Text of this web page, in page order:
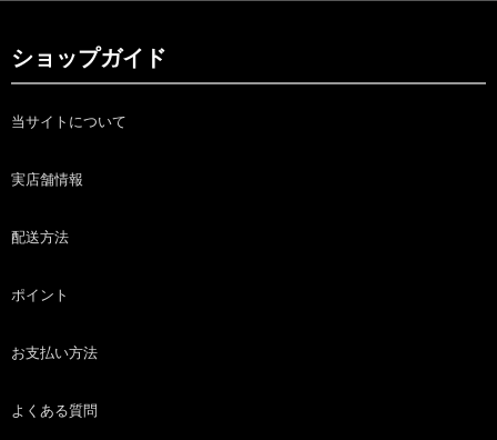
ショップガイド
当サイトについて
実店舗情報
配送方法
ポイント
お支払い方法
よくある質問